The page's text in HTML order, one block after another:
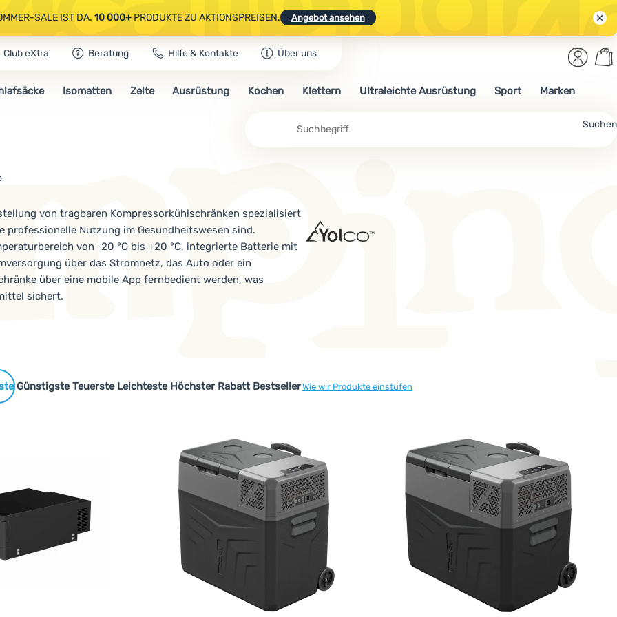
SALE IST DA. 10 000+PRODUKTE ZU AKTIONSPREISEN. Angebot ansehen
CAMPING- & WANDERAUSRÜSTUNG.CODE OUT10 NUTZEN.
SALE IST DA.10 000+PRODUKTE ZU AKTIONSPREISEN. Angebot ansehen
Club eXtra Beratung Hilfe & Kontakte Über uns
Suchen
Anmelden
Isomatten Zelte Ausrüstung Kochen Klettern Ultraleichte Ausrüstung Sport Marken
von tragbaren Kompressorkühlschränken spezialisiert
professionelle Nutzung im Gesundheitswesen sind.
von -20 °C bis +20 °C, integrierte Batterie mit
über das Stromnetz, das Auto oder ein
über eine mobile App fernbedient werden, was
sichert.
Günstigste Teuerste Leichteste Höchster Rabatt BestsellerWie wir Produkte einstufen
Produkte